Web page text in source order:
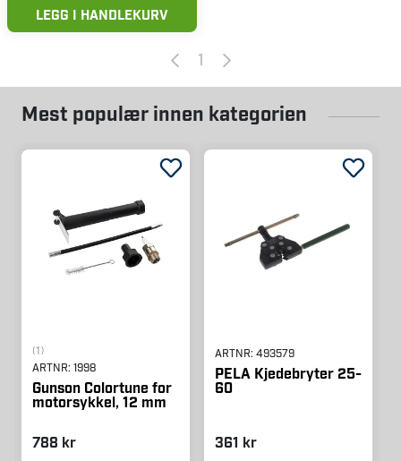
LEGG I HANDLEKURV
1
Mest populær innen kategorien
(1)
ARTNR: 1998
Gunson Colortune for
motorsykkel, 12 mm
788 kr
ARTNR: 493579
PELA Kjedebryter 25-
60
361 kr